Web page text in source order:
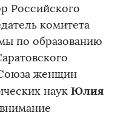
Российского
комитета
по образованию
женщин
наук Юлия